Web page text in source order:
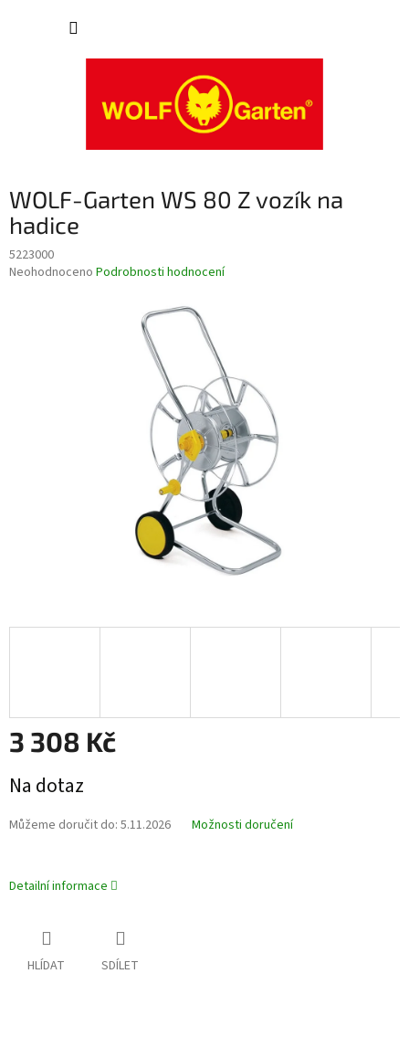
WOLF-Garten WS 80 Z vozík na
hadice
5223000
Průměrné
Neohodnoceno Podrobnosti hodnocení
3 308 Kč
cena:
Na dotaz
Můžeme doručit do: 5.11.2026 Možnosti doručení
Detailní informace
HLÍDAT SDÍLET